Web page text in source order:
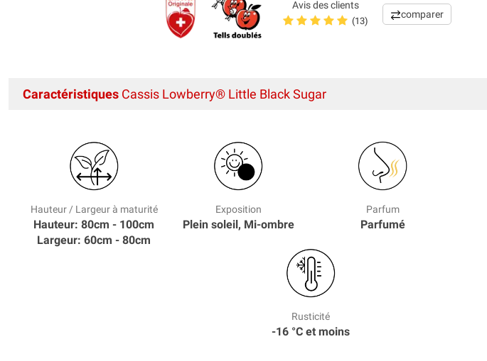
Avis des clients
(13)
comparer
Caractéristiques Cassis Lowberry® Little Black Sugar
Hauteur / Largeur à maturité
Hauteur: 80cm - 100cm
Largeur: 60cm - 80cm
Exposition
Plein soleil, Mi-ombre
Parfum
Parfumé
Rusticité
-16 °C et moins